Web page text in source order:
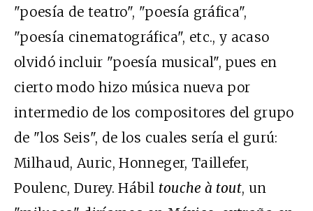
"poesía de teatro", "poesía gráfica",
"poesía cinematográfica", etc., y acaso
olvidó incluir "poesía musical", pues en
cierto modo hizo música nueva por
intermedio de los compositores del grupo
de "los Seis", de los cuales sería el gurú:
Milhaud, Auric, Honneger, Taillefer,
Poulenc, Durey. Hábil touche à tout, un